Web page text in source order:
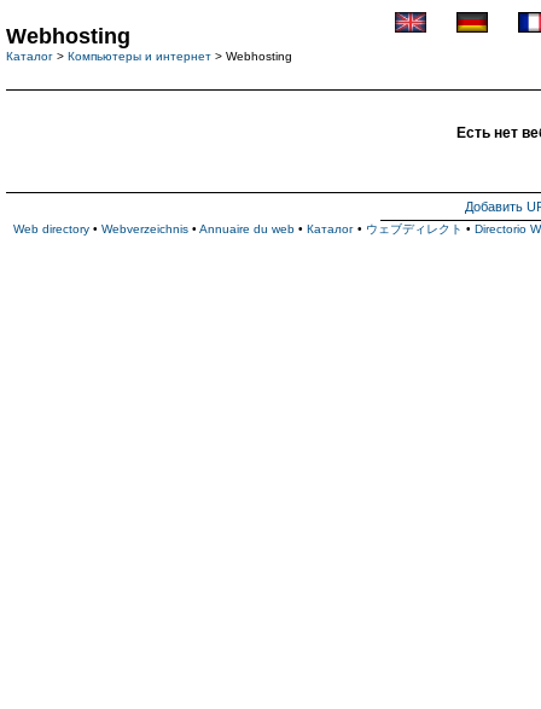
Webhosting
Каталог > Компьютеры и интернет > Webhosting
Есть нет
Добавить
Web directory • Webverzeichnis • Annuaire du web • Каталог • ウェブディレクト • Directorio